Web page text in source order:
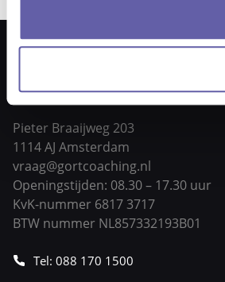
Pieter Braaijweg 203
1114 AJ Amsterdam
vraag@gortcoaching.nl
Openingstijden: 08.30 – 17.30 uur
KvK-nummer 6817 3717
BTW nummer NL857332193B01
Tel: 088 170 1500